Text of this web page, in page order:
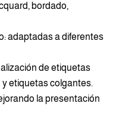
bordado,
adaptadas a diferentes
de etiquetas
etiquetas colgantes.
la presentación